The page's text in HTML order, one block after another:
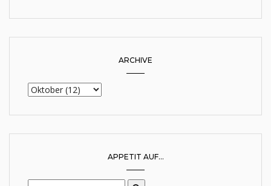
ARCHIVE
APPETIT AUF...